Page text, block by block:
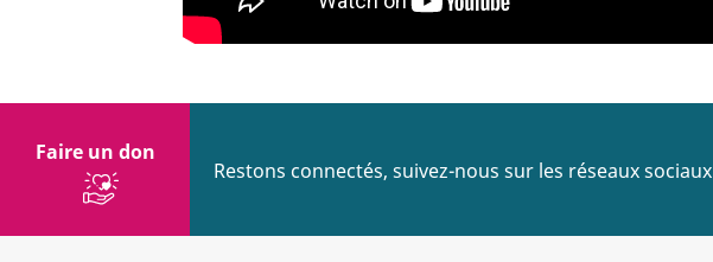
Faire un don
Restons connectés, suivez-nous sur les réseaux sociaux